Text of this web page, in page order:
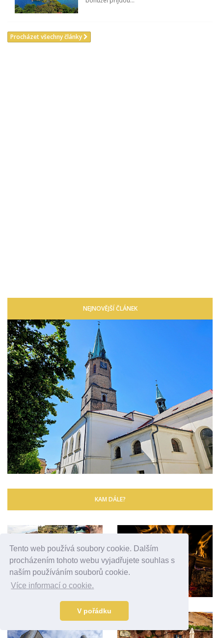
Tento web používá soubory cookie. Dalším
procházením tohoto webu vyjadřujete souhlas s
naším používáním souborů cookie.
Více informací o cookie.
V pořádku
Procházet všechny články
NEJNOVĚJŠÍ ČLÁNEK
KAM DÁLE?